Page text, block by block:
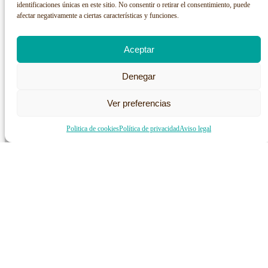
identificaciones únicas en este sitio. No consentir o retirar el consentimiento, puede
afectar negativamente a ciertas características y funciones.
Aceptar
Denegar
Ver preferencias
Politica de cookiesPolítica de privacidadAviso legal